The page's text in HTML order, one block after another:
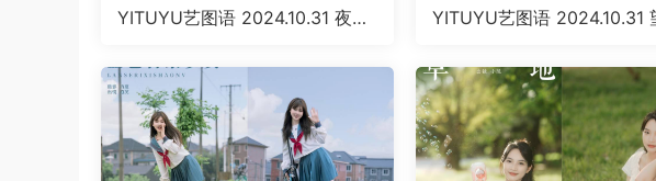
YITUYU艺图语 2024.10.31 夜樱
YITUYU艺图语 2024.10.31